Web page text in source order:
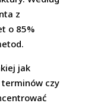
z
o 85%
jak
czy